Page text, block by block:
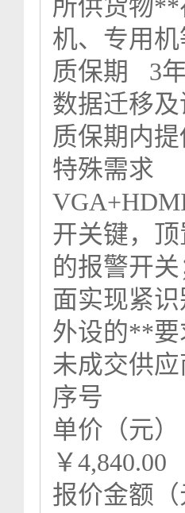
所供货物**
机、专用
质保期 3
数据迁移
质保期内
特殊需求
开关键，
的报警开
面实现紧
外设的**
未成交供
序号
单价（元）
￥4,840.00
报价金额